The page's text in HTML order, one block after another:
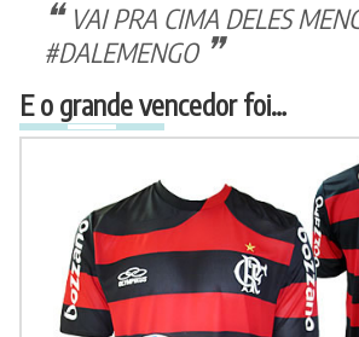
VAI PRA CIMA DELES
#DALEMENGO
E o grande vencedor foi…